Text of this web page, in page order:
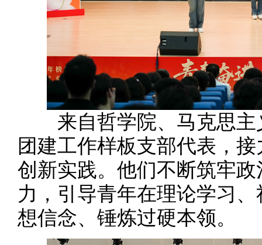
来自哲学院、马克思主
团建工作样板支部代表，
创新实践。他们不断筑牢
力，引导青年在理论学习
想信念、锤炼过硬本领。